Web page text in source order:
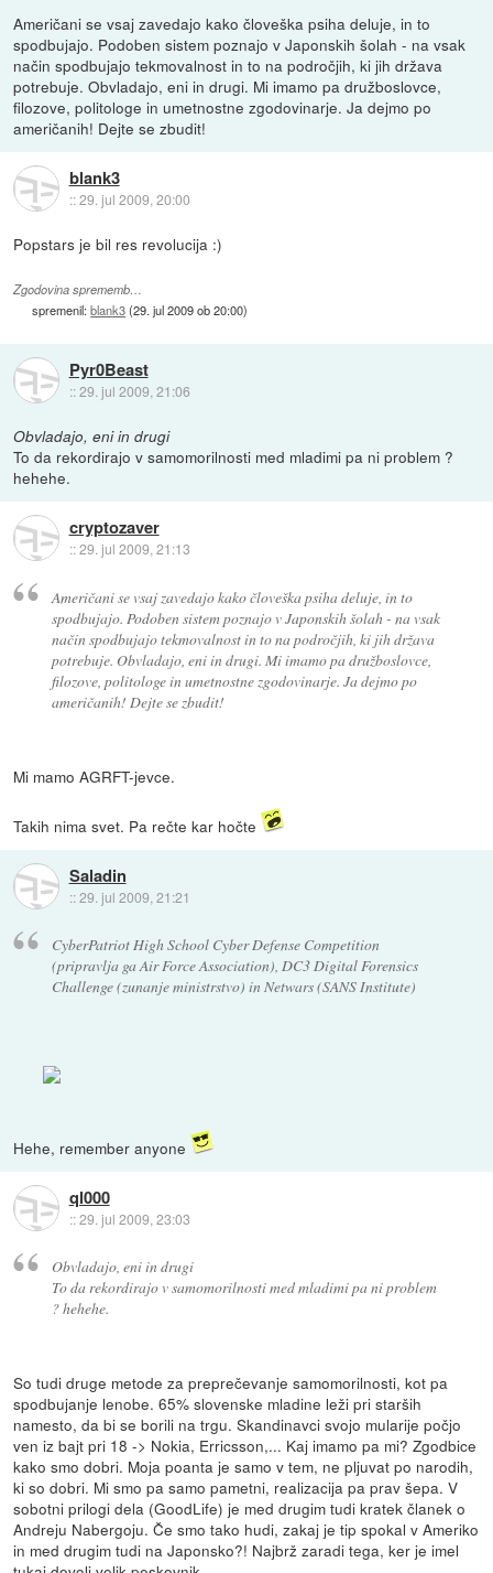
Američani se vsaj zavedajo kako človeška psiha deluje, in to
spodbujajo. Podoben sistem poznajo v Japonskih šolah - na vsak
način spodbujajo tekmovalnost in to na področjih, ki jih država
potrebuje. Obvladajo, eni in drugi. Mi imamo pa družboslovce,
filozove, politologe in umetnostne zgodovinarje. Ja dejmo po
američanih! Dejte se zbudit!
blank3
::29. jul 2009, 20:00
Popstars je bil res revolucija :)
Zgodovina sprememb…
spremenil:blank3(29. jul 2009 ob 20:00)
Pyr0Beast
::29. jul 2009, 21:06
Obvladajo, eni in drugi
To da rekordirajo v samomorilnosti med mladimi pa ni problem ?
hehehe.
cryptozaver
::29. jul 2009, 21:13
Američani se vsaj zavedajo kako človeška psiha deluje, in to
spodbujajo. Podoben sistem poznajo v Japonskih šolah - na vsak
način spodbujajo tekmovalnost in to na področjih, ki jih država
potrebuje. Obvladajo, eni in drugi. Mi imamo pa družboslovce,
filozove, politologe in umetnostne zgodovinarje. Ja dejmo po
američanih! Dejte se zbudit!
Mi mamo AGRFT-jevce.
Takih nima svet. Pa rečte kar hočte
Saladin
::29. jul 2009, 21:21
CyberPatriot High School Cyber Defense Competition
(pripravlja ga Air Force Association), DC3 Digital Forensics
Challenge (zunanje ministrstvo) in Netwars (SANS Institute)
Hehe, remember anyone
ql000
::29. jul 2009, 23:03
Obvladajo, eni in drugi
To da rekordirajo v samomorilnosti med mladimi pa ni problem
? hehehe.
So tudi druge metode za preprečevanje samomorilnosti, kot pa
spodbujanje lenobe. 65% slovenske mladine leži pri starših
namesto, da bi se borili na trgu. Skandinavci svojo mularije počjo
ven iz bajt pri 18 -> Nokia, Erricsson,... Kaj imamo pa mi? Zgodbice
kako smo dobri. Moja poanta je samo v tem, ne pljuvat po narodih,
ki so dobri. Mi smo pa samo pametni, realizacija pa prav šepa. V
sobotni prilogi dela (GoodLife) je med drugim tudi kratek članek o
Andreju Nabergoju. Če smo tako hudi, zakaj je tip spokal v Ameriko
in med drugim tudi na Japonsko?! Najbrž zaradi tega, ker je imel